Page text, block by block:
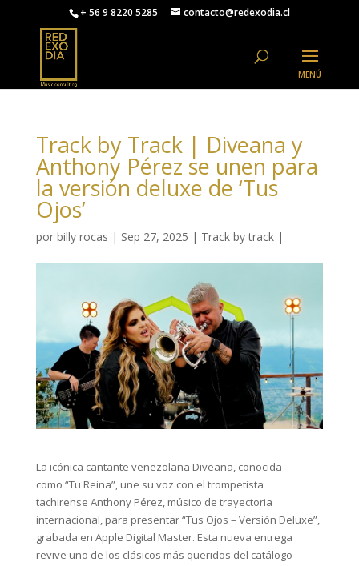
+ 56 9 8220 5285 contacto@redexodia.cl
Track by Track | Diveana y
Anthony Pérez se unen para
la versión deluxe de ‘Tus
Ojos’
por billy rocas | Sep 27, 2025 | Track by track|
La icónica cantante venezolana Diveana, conocida
como “Tu Reina”, une su voz con el trompetista
tachirense Anthony Pérez, músico de trayectoria
internacional, para presentar “Tus Ojos – Versión Deluxe”,
grabada en Apple Digital Master. Esta nueva entrega
revive uno de los clásicos más queridos del catálogo